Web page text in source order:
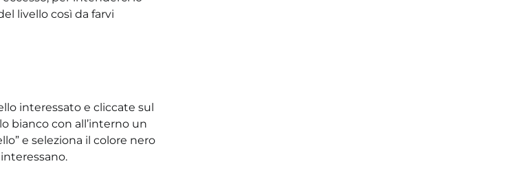
livello così da farvi
interessato e cliccate sul
bianco con all’interno un
e seleziona il colore nero